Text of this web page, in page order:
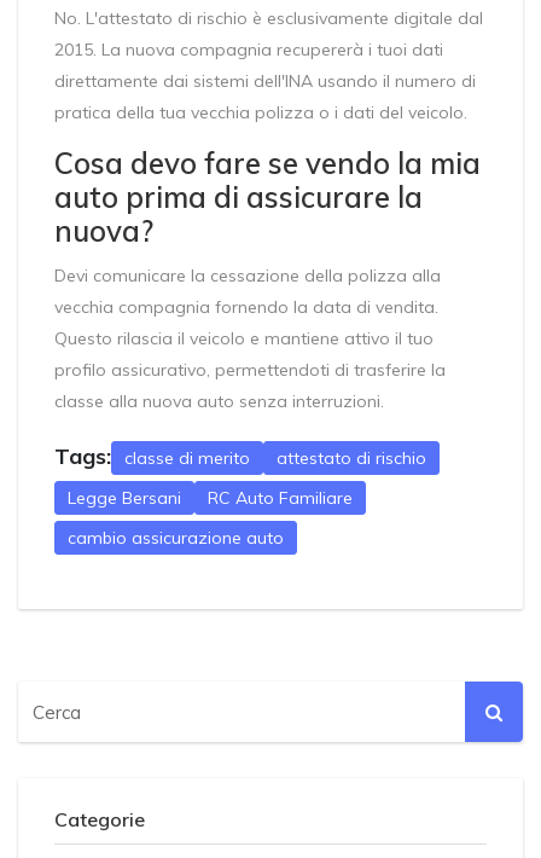
No. L'attestato di rischio è esclusivamente digitale dal
2015. La nuova compagnia recupererà i tuoi dati
direttamente dai sistemi dell'INA usando il numero di
pratica della tua vecchia polizza o i dati del veicolo.
Cosa devo fare se vendo la mia
auto prima di assicurare la
nuova?
Devi comunicare la cessazione della polizza alla
vecchia compagnia fornendo la data di vendita.
Questo rilascia il veicolo e mantiene attivo il tuo
profilo assicurativo, permettendoti di trasferire la
classe alla nuova auto senza interruzioni.
Tags: classe di merito
attestato di rischio
Legge Bersani
RC Auto Familiare
cambio assicurazione auto
Categorie